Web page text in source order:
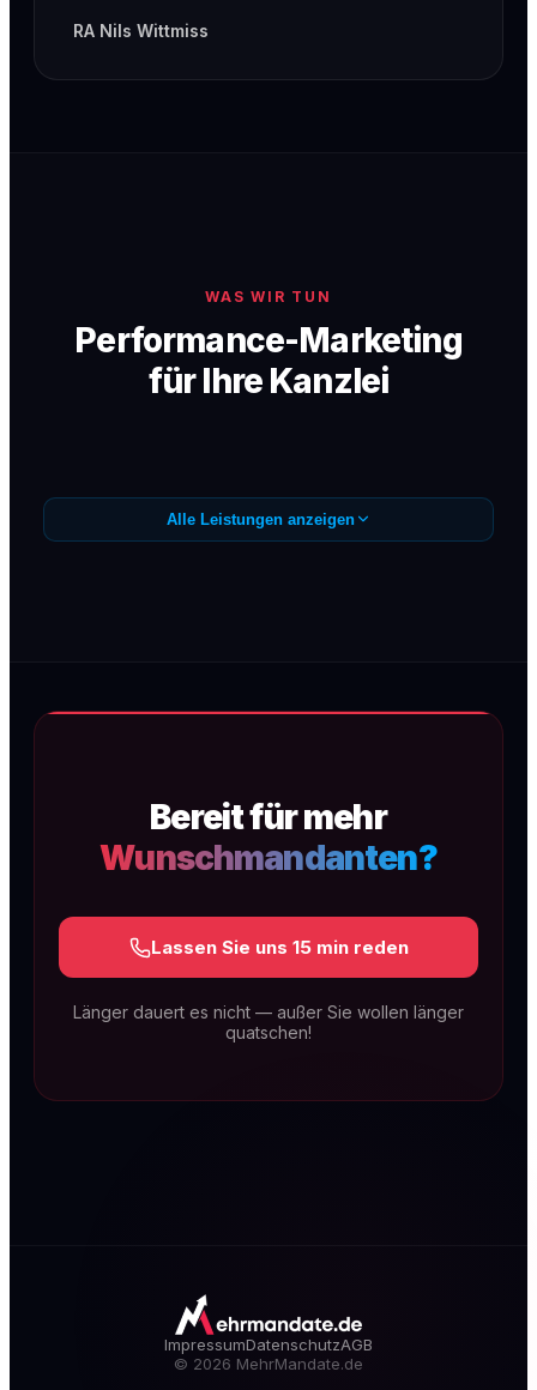
RA Nils Wittmiss
WAS WIR TUN
Performance-Marketing
für Ihre Kanzlei
Wunschmandanten — sofortige
Mehr erfahren
Technische Exzellenz, rechtsspezifischer
Alle Leistungen anzeigen
Bereit für mehr
Wunschmandanten?
Lassen Sie uns 15 min reden
Länger dauert es nicht — außer Sie wollen länger
quatschen!
ImpressumDatenschutzAGB
© 2026 MehrMandate.de